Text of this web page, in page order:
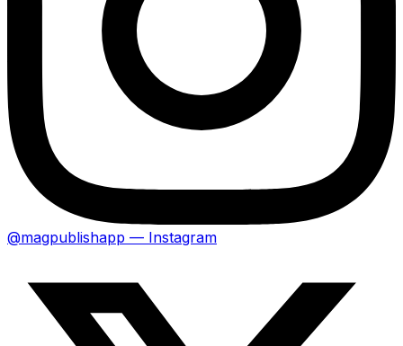
@magpublishapp — Instagram